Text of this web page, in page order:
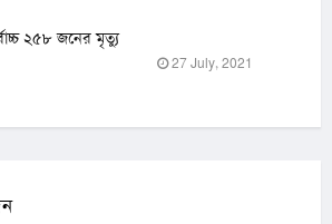
২৫৮ জনের মৃত্যু
27 July, 2021